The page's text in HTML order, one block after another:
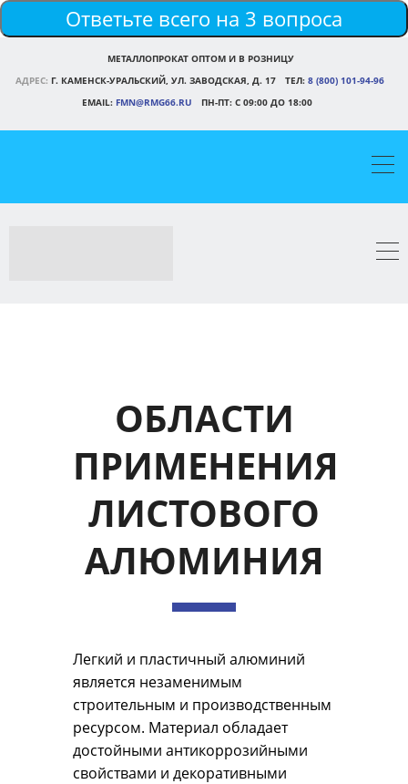
Ответьте всего на 3 вопроса
МЕТАЛЛОПРОКАТ ОПТОМ И В РОЗНИЦУ
АДРЕС: Г. КАМЕНСК-УРАЛЬСКИЙ, УЛ. ЗАВОДСКАЯ, Д. 17 ТЕЛ: 8 (800) 101-94-96
EMAIL: FMN@RMG66.RU ПН-ПТ: С 09:00 ДО 18:00
ОБЛАСТИ
ПРИМЕНЕНИЯ
ЛИСТОВОГО
АЛЮМИНИЯ
Легкий и пластичный алюминий
является незаменимым
строительным и производственным
ресурсом. Материал обладает
достойными антикоррозийными
свойствами и декоративными